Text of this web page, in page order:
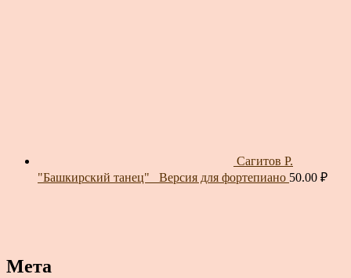
Сагитов Р.
"Башкирский танец"_ Версия для фортепиано 50.00 ₽
Мета